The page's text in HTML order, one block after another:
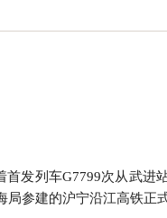
首发列车G7799次从武进
局参建的沪宁沿江高铁正